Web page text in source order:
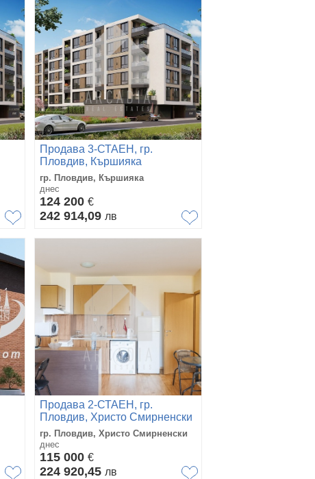
Продава 3-СТАЕН, гр.
Пловдив, Кършияка
гр. Пловдив, Кършияка
днес
124 200 €
242 914,09 лв
Продава 2-СТАЕН, гр.
Пловдив, Христо Смирненски
гр. Пловдив, Христо Смирненски
днес
115 000 €
224 920,45 лв